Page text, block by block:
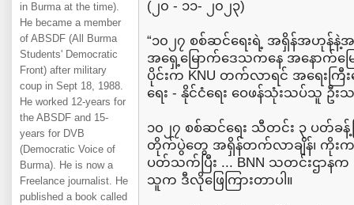
in Burma at the time).
He became a member
of ABSDF (All Burma
Students' Democratic
Front) after military
coup in Sept 18, 1988.
He worked 12-years for
the ABSDF and 15-
years for DVB
(Democratic Voice of
Burma). He is now a
Freelance journalist. He
published a book called
(၂၀ - ၁၁- ၂၀၂၃)
“၁၀၂၇ စစ်ဆင်ရေးရဲ့ အရှိန်အဟုန်နဲ့
အရှေ့မြောက်ဒေသကနေ အနောက်မြ
ပိုင်းက KNU တက်လာရင် အရေးကြီ
ရေး - နိုင်ငံရေး ဝေဖန်သုံးသပ်သူ ဦး
၁၀၂၇ စစ်ဆင်ရေး သီတင်း ၃ ပတ်ခန့်က
တိုက်ပွဲတွေ အရှိန်တက်လာချိန်၊ ကိုး
ပတ်သက်ပြီး ... BNN သတင်းဌာနက
သူက ဒီလိုဖြေကြားတာပါ။